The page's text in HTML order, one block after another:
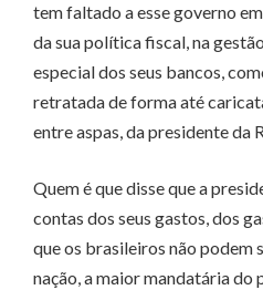
tem faltado a esse governo
da sua política fiscal, na
especial dos seus bancos,
retratada de forma até
entre aspas, da presidente da
Quem é que disse que a
contas dos seus gastos, dos
que os brasileiros não podem
nação, a maior mandatária do